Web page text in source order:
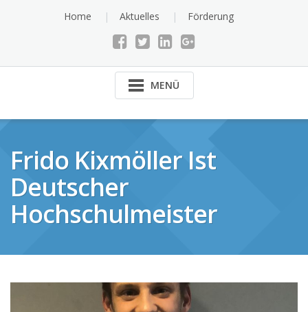
Home Aktuelles Förderung
MENÜ
Frido Kixmöller Ist
Deutscher
Hochschulmeister